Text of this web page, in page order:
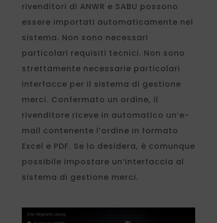
rivenditori di ANWR e SABU possono
essere importati automaticamente nel
sistema. Non sono necessari
particolari requisiti tecnici. Non sono
strettamente necessarie particolari
interfacce per il sistema di gestione
merci. Confermato un ordine, il
rivenditore riceve in automatico un’e-
mail contenente l’ordine in formato
Excel e PDF. Se lo desidera, è comunque
possibile impostare un’interfaccia al
sistema di gestione merci.